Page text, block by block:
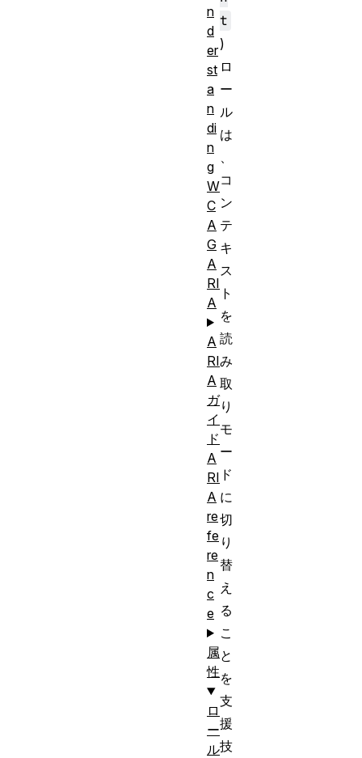
t
)
ロ
ー
ル
は
コ
ン
テ
キ
ス
ト
を
読
み
取
り
モ
ー
ド
に
切
り
替
え
る
こ
と
を
支
援
技
n
d
er
st
a
n
di
n
g
W
C
A
G
A
RI
A
A
RI
A
ガ
イ
ド
A
RI
A
re
fe
re
n
c
e
属
性
ロ
ー
ル